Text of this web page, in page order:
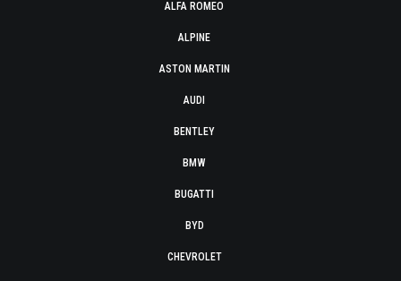
ALFA ROMEO
ALPINE
ASTON MARTIN
AUDI
BENTLEY
BMW
BUGATTI
BYD
CHEVROLET